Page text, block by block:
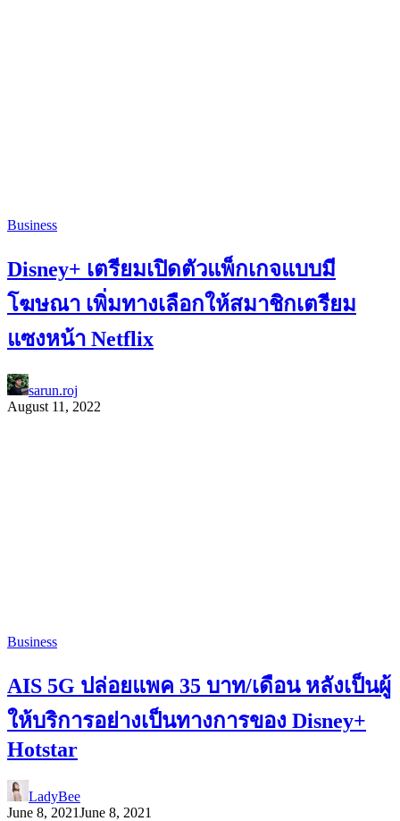
Business
Disney+ เตรียมเปิดตัวแพ็กเกจแบบมี
โฆษณา เพิ่มทางเลือกให้สมาชิกเตรียม
แซงหน้า Netflix
sarun.roj
August 11, 2022
Business
AIS 5G ปล่อยแพค 35 บาท/เดือน หลังเป็นผู้
ให้บริการอย่างเป็นทางการของ Disney+
Hotstar
LadyBee
June 8, 2021June 8, 2021